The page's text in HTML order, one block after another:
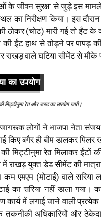
के जीवन सुरक्षा से जुड़े इस
का निरीक्षण किया। इस
ठोकर (चोट) मारी गई तो ईंट
ईंट हाथ से तोड़ने पर पापड़ की
राखड़ वाले घटिया सीमेंट से मौके
का उपयोग
की मिट्टीनुमा रेत और डस्ट का उपयोग जारी।
जागरूक लोगों ने भाजपा नेता
किए बगैर ही बीम डालकर
मिट्टीनुमा रेत मिलाकर ईंटों
राखड़ युक्त डेड सीमेंट की
कम एमएम (मोटाई) वाले
का सरिया नहीं डाला गया।
कार्य में लगाई जाने वाली
तकनीकी अधिकारियों और